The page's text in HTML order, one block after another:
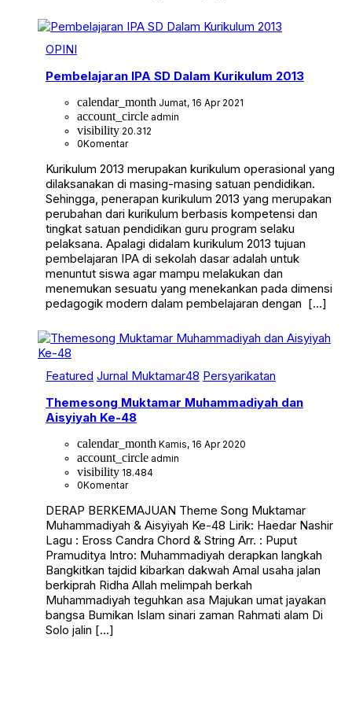
OPINI
Pembelajaran IPA SD Dalam Kurikulum 2013
calendar_month Jumat, 16 Apr 2021
account_circle admin
visibility 20.312
0Komentar
Kurikulum 2013 merupakan kurikulum operasional yang
dilaksanakan di masing-masing satuan pendidikan.
Sehingga, penerapan kurikulum 2013 yang merupakan
perubahan dari kurikulum berbasis kompetensi dan
tingkat satuan pendidikan guru program selaku
pelaksana. Apalagi didalam kurikulum 2013 tujuan
pembelajaran IPA di sekolah dasar adalah untuk
menuntut siswa agar mampu melakukan dan
menemukan sesuatu yang menekankan pada dimensi
pedagogik modern dalam pembelajaran dengan […]
Featured Jurnal Muktamar48 Persyarikatan
Themesong Muktamar Muhammadiyah dan
Aisyiyah Ke-48
calendar_month Kamis, 16 Apr 2020
account_circle admin
visibility 18.484
0Komentar
DERAP BERKEMAJUAN Theme Song Muktamar
Muhammadiyah & Aisyiyah Ke-48 Lirik: Haedar Nashir
Lagu : Eross Candra Chord & String Arr. : Puput
Pramuditya Intro: Muhammadiyah derapkan langkah
Bangkitkan tajdid kibarkan dakwah Amal usaha jalan
berkiprah Ridha Allah melimpah berkah
Muhammadiyah teguhkan asa Majukan umat jayakan
bangsa Bumikan Islam sinari zaman Rahmati alam Di
Solo jalin […]